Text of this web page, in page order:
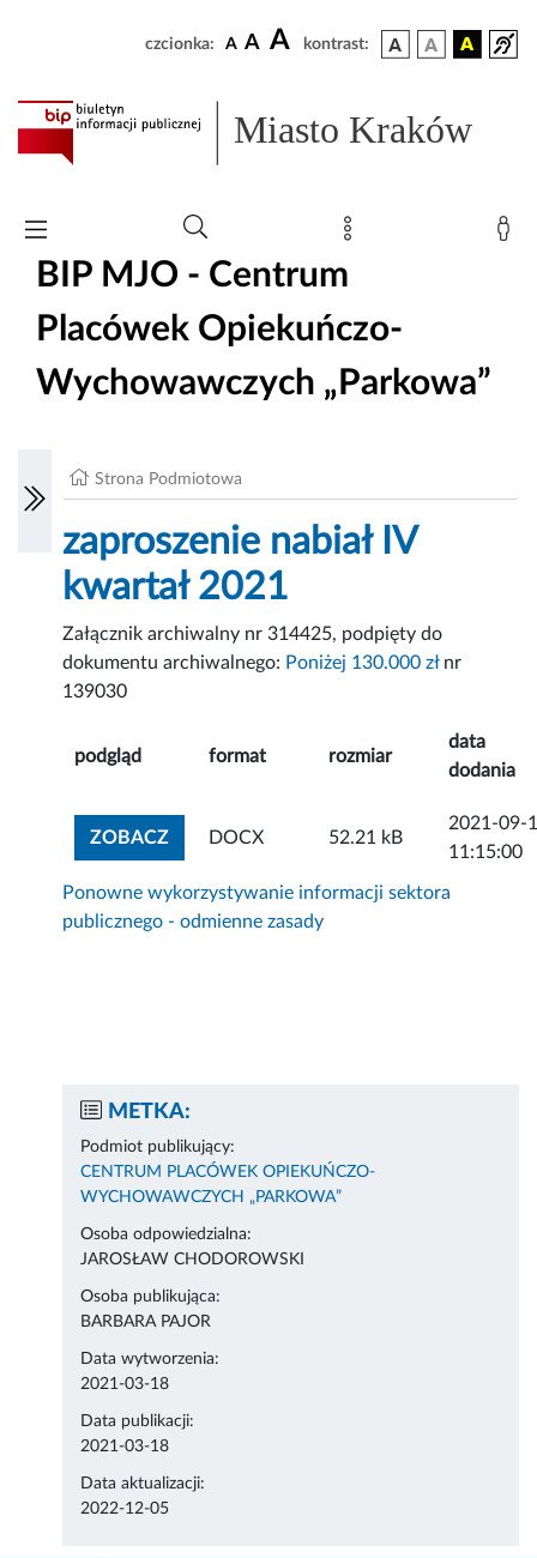
czcionka: A A A kontrast:
Miasto Kraków
BIP MJO - Centrum
Placówek Opiekuńczo-
Wychowawczych „Parkowa”
Strona Podmiotowa
zaproszenie nabiał IV
kwartał 2021
Załącznik archiwalny nr 314425, podpięty do
dokumentu archiwalnego: Poniżej 130.000 złnr
139030
podgląd format rozmiar
data
dodania
ZOBACZZOBACZ ZAŁĄCZNIK
DOCX 52.21 kB
2021-09-
11:15:00
Ponowne wykorzystywanie informacji sektora
publicznego - odmienne zasady
METKA:
Podmiot publikujący:
CENTRUM PLACÓWEK OPIEKUŃCZO-
WYCHOWAWCZYCH „PARKOWA”
Osoba odpowiedzialna:
JAROSŁAW CHODOROWSKI
Osoba publikująca:
BARBARA PAJOR
Data wytworzenia:
2021-03-18
Data publikacji:
2021-03-18
Data aktualizacji:
2022-12-05